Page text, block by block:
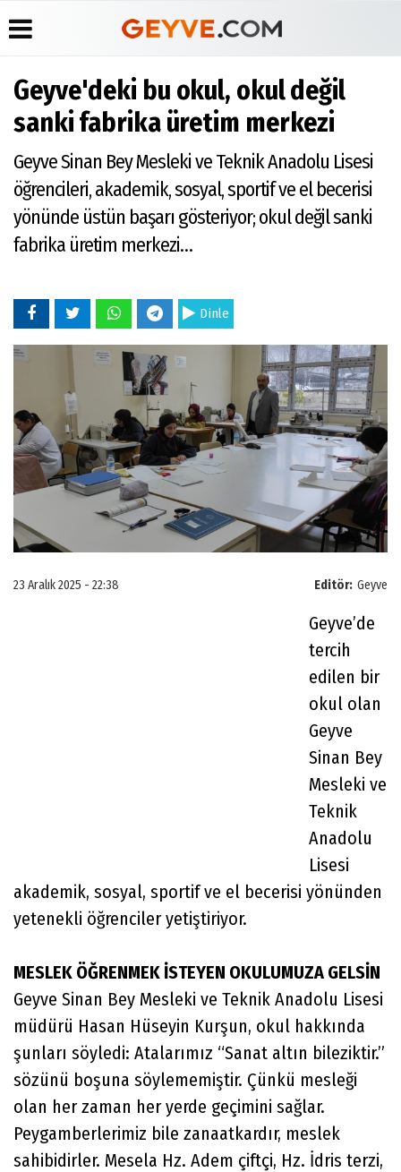
Üye Paneli
Haber
Arşivi
Haberleri
Anketler
Biyografiler
Köşe
Yazarları
Video
Galeri
Foto
Galeri
Etkinlikler
Yayın
İlkeleri
Medyabar.com
İletişim
Geyve'deki bu okul, okul değil
sanki fabrika üretim merkezi
Geyve Sinan Bey Mesleki ve Teknik Anadolu Lisesi
öğrencileri, akademik, sosyal, sportif ve el becerisi
yönünde üstün başarı gösteriyor; okul değil sanki
fabrika üretim merkezi…
Dinle
Editör: Geyve
23 Aralık 2025 - 22:38
Geyve’de
tercih
edilen bir
okul olan
Geyve
Sinan Bey
Mesleki ve
Teknik
Anadolu
Lisesi
akademik, sosyal, sportif ve el becerisi yönünden
yetenekli öğrenciler yetiştiriyor.
MESLEK ÖĞRENMEK İSTEYEN OKULUMUZA GELSİN
Geyve Sinan Bey Mesleki ve Teknik Anadolu Lisesi
müdürü Hasan Hüseyin Kurşun, okul hakkında
şunları söyledi: Atalarımız “Sanat altın bileziktir.”
sözünü boşuna söylememiştir. Çünkü mesleği
olan her zaman her yerde geçimini sağlar.
Peygamberlerimiz bile zanaatkardır, meslek
sahibidirler. Mesela Hz. Adem çiftçi, Hz. İdris terzi,